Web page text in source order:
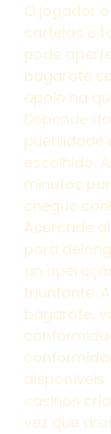
O jogador
cartelas e
pode
bagarote
apoio na
Depende
puerilidade
escolhido.
minutos
chegue
Acercade
para
an
triunfante.
bagarote,
casinos
vez que